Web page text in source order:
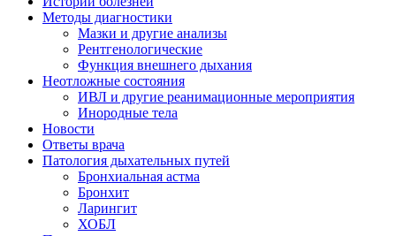
Методы диагностики
Мазки и другие анализы
Рентгенологические
Функция внешнего дыхания
Неотложные состояния
ИВЛ и другие реанимационные мероприятия
Инородные тела
Новости
Ответы врача
Патология дыхательных путей
Бронхиальная астма
Бронхит
Ларингит
ХОБЛ